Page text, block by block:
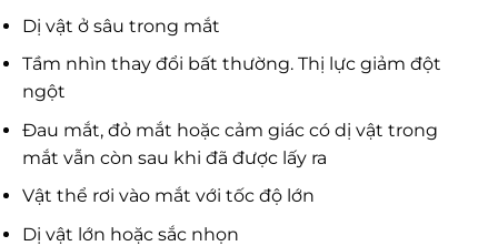
Dị vật ở sâu trong mắt
Tầm nhìn thay đổi bất thường. Thị lực giảm đột
ngột
Đau mắt, đỏ mắt hoặc cảm giác có dị vật trong
mắt vẫn còn sau khi đã được lấy ra
Vật thể rơi vào mắt với tốc độ lớn
Dị vật lớn hoặc sắc nhọn